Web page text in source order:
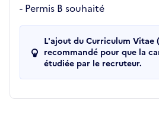
- Permis B souhaité
L'ajout du Curriculum Vitae
recommandé pour que la
étudiée par le recruteur.